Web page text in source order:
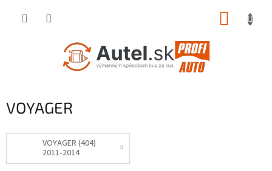
VOYAGER
VOYAGER (404)
2011-2014